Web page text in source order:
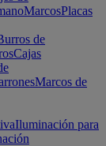
MarcosPlacas
de
Cajas
Marcos de
Iluminación para